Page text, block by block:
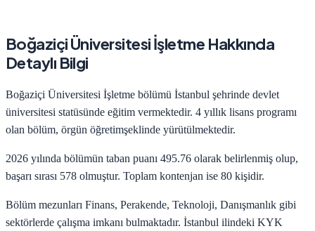
Boğaziçi Üniversitesiİşletme Hakkında
Detaylı Bilgi
Boğaziçi Üniversitesi İşletme bölümü İstanbul şehrinde devlet
üniversitesi statüsünde eğitim vermektedir. 4 yıllık lisans programı
olan bölüm, örgün öğretimşeklinde yürütülmektedir.
2026 yılında bölümün taban puanı 495.76 olarak belirlenmiş olup,
başarı sırası 578 olmuştur. Toplam kontenjan ise 80 kişidir.
Bölüm mezunları Finans, Perakende, Teknoloji, Danışmanlık gibi
sektörlerde çalışma imkanı bulmaktadır. İstanbul ilindeki KYK